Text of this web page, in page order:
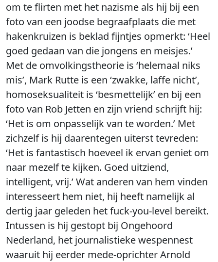
om te flirten met het nazisme als hij bij een
foto van een joodse begraafplaats die met
hakenkruizen is beklad fijntjes opmerkt: ‘Heel
goed gedaan van die jongens en meisjes.’
Met de omvolkingstheorie is ‘helemaal niks
mis’, Mark Rutte is een ‘zwakke, laffe nicht’,
homoseksualiteit is ‘besmettelijk’ en bij een
foto van Rob Jetten en zijn vriend schrijft hij:
‘Het is om onpasselijk van te worden.’ Met
zichzelf is hij daarentegen uiterst tevreden:
‘Het is fantastisch hoeveel ik ervan geniet om
naar mezelf te kijken. Goed uitziend,
intelligent, vrij.’ Wat anderen van hem vinden
interesseert hem niet, hij heeft namelijk al
dertig jaar geleden het fuck-you-level bereikt.
Intussen is hij gestopt bij Ongehoord
Nederland, het journalistieke wespennest
waaruit hij eerder mede-oprichter Arnold